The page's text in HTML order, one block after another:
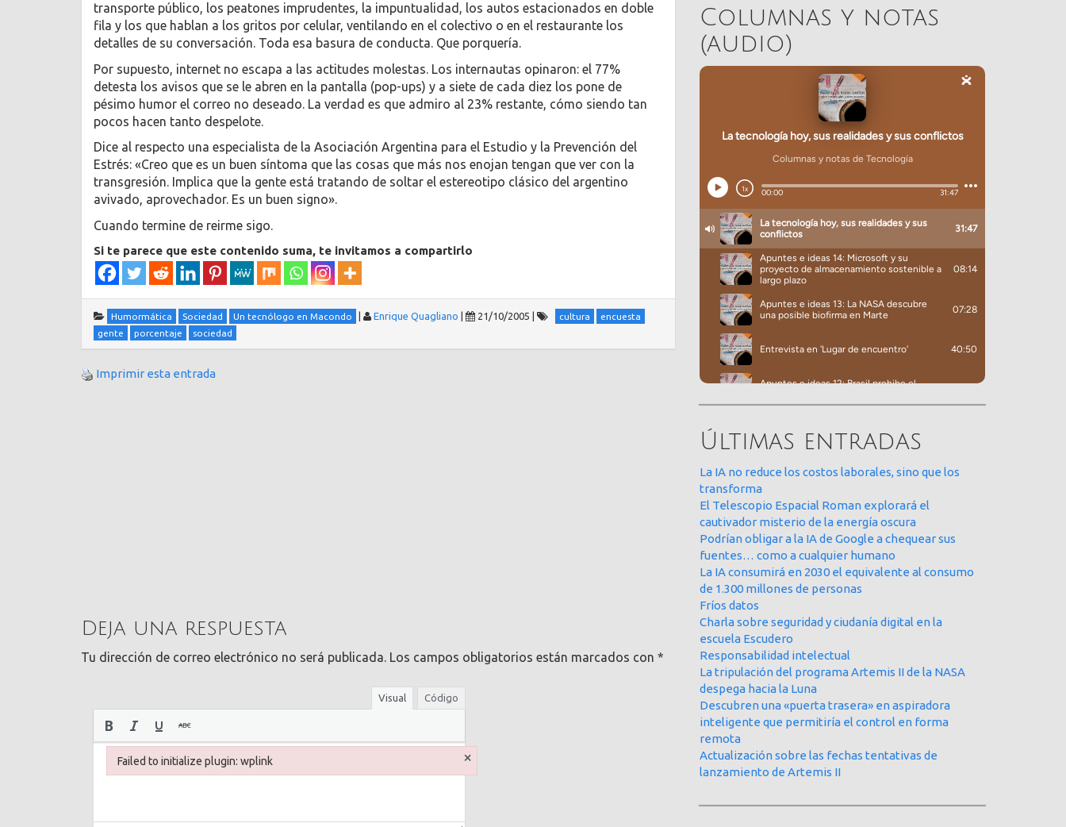
transporte público, los peatones imprudentes, la impuntualidad, los autos estacionados en doble
fila y los que hablan a los gritos por celular, ventilando en el colectivo o en el restaurante los
detalles de su conversación. Toda esa basura de conducta. Que porquería.
Por supuesto, internet no escapa a las actitudes molestas. Los internautas opinaron: el 77%
detesta los avisos que se le abren en la pantalla (pop-ups) y a siete de cada diez los pone de
pésimo humor el correo no deseado. La verdad es que admiro al 23% restante, cómo siendo tan
pocos hacen tanto despelote.
Dice al respecto una especialista de la Asociación Argentina para el Estudio y la Prevención del
Estrés: «Creo que es un buen síntoma que las cosas que más nos enojan tengan que ver con la
transgresión. Implica que la gente está tratando de soltar el estereotipo clásico del argentino
avivado, aprovechador. Es un buen signo».
Cuando termine de reirme sigo.
Si te parece que este contenido suma, te invitamos a compartirlo
Humormática Sociedad Un tecnólogo en Macondo Enrique Quagliano 21/10/2005 cultura
encuesta
gente
porcentaje sociedad
Imprimir esta entrada
Deja una respuesta
Tu dirección de correo electrónico no será publicada. Los campos obligatorios están marcados con *
Visual Código
Columnas y notas
(audio)
Últimas entradas
La IA no reduce los costos laborales, sino que los
transforma
El Telescopio Espacial Roman explorará el
cautivador misterio de la energía oscura
Podrían obligar a la IA de Google a chequear sus
fuentes… como a cualquier humano
La IA consumirá en 2030 el equivalente al consumo
de 1.300 millones de personas
Fríos datos
Charla sobre seguridad y ciudanía digital en la
escuela Escudero
Responsabilidad intelectual
La tripulación del programa Artemis II de la NASA
despega hacia la Luna
Descubren una «puerta trasera» en aspiradora
inteligente que permitiría el control en forma
remota
Actualización sobre las fechas tentativas de
lanzamiento de Artemis II
Failed to initialize plugin: wplink ×
Failed to initialize plugin: wplink